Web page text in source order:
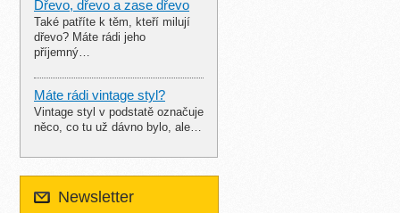
Dřevo, dřevo a zase dřevo
Také patříte k těm, kteří milují
dřevo? Máte rádi jeho
příjemný…
Máte rádi vintage styl?
Vintage styl v podstatě označuje
něco, co tu už dávno bylo, ale…
Newsletter